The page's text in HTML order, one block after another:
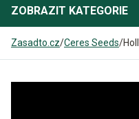
ZOBRAZIT KATEGORIE
Zasadto.cz/Ceres Seeds/